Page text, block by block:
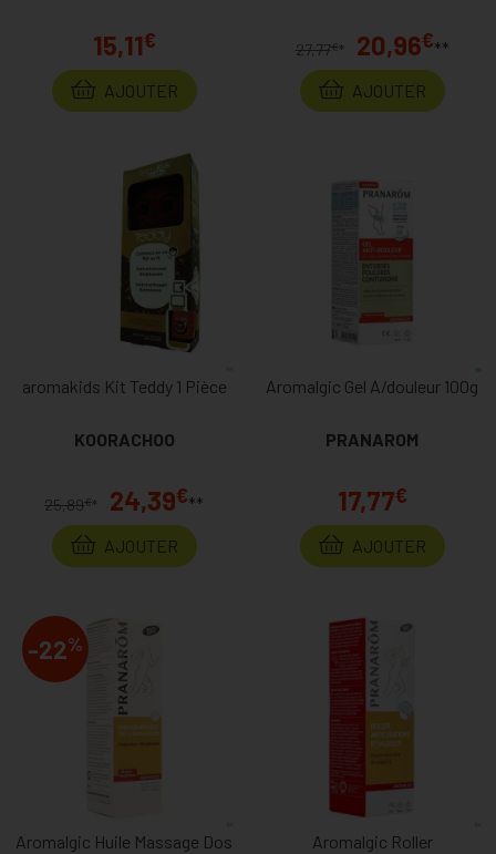
15,11€
AJOUTER
27,77€ * 20,96€**
AJOUTER
aromakids Kit Teddy 1 Pièce
KOORACHOO
25,89€* 24,39€**
AJOUTER
Aromalgic Gel A/douleur 100g
PRANAROM
17,77€
AJOUTER
-22%
Aromalgic Huile Massage Dos
Aromalgic Roller